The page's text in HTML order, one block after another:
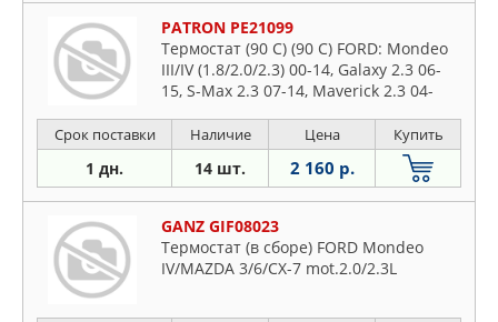
PATRON PE21099
Термостат (90 C) (90 C) FORD: Mondeo
III/IV (1.8/2.0/2.3) 00-14, Galaxy 2.3 06-
15, S-Max 2.3 07-14, Maverick 2.3 04-
Срок поставки Наличие Цена Купить
1 дн. 14 шт. 2 160 р.
GANZ GIF08023
Термостат (в сборе) FORD Mondeo
IV/MAZDA 3/6/CX-7 mot.2.0/2.3L